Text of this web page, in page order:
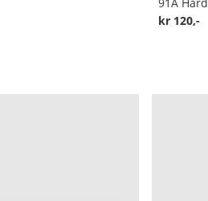
kr 120,-